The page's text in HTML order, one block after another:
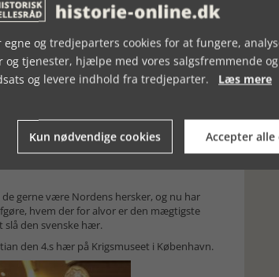
rolle i spillet om borgen og magten.
som dronningerne havde. De var
blodige konsekvenser.
Sprænghest, Sofia af Minsk m.fl., og dyk
for Christian 4.
vinde over den svenske arvefjende. I
i et sjovt rollespil i kongens gamle
gerne være Nordens hersker, og nu har
hvem der for alvor er den mægtigste
slå den svenske hær.
den 4.s hær på Krigsmuseet i København.
og tredjeparters cookies for at fungere,
og tjenester, hjælpe med vores salgsfremmende og
og levere indhold fra tredjeparter. Læs mere
Kun nødvendige cookies Accepter alle